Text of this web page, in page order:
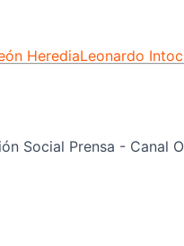
HerediaLeonardo
Social Prensa - Canal